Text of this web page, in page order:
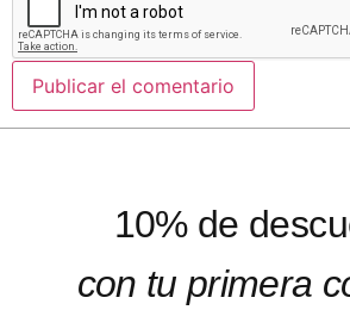
10% de
con tu primera